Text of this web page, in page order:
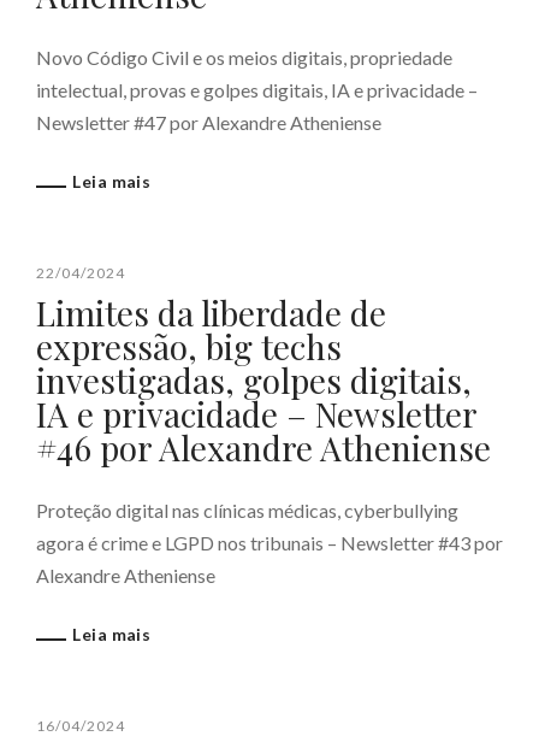
Novo Código Civil e os meios digitais, propriedade
intelectual, provas e golpes digitais, IA e privacidade –
Newsletter #47 por Alexandre Atheniense
Leia mais
22/04/2024
Limites da liberdade de
expressão, big techs
investigadas, golpes digitais,
IA e privacidade – Newsletter
#46 por Alexandre Atheniense
Proteção digital nas clínicas médicas, cyberbullying
agora é crime e LGPD nos tribunais – Newsletter #43 por
Alexandre Atheniense
Leia mais
16/04/2024